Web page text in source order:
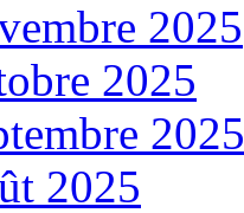
2025
2025
2025
2025